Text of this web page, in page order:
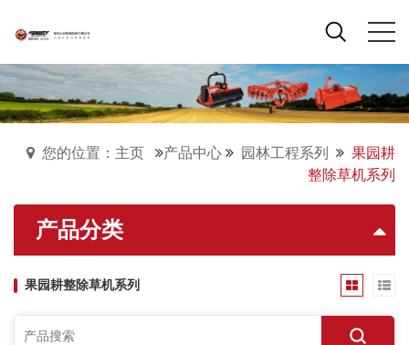
您的位置：主页 产品中心 园林工程系列
果园耕
整除草机系列
产品分类
果园耕整除草机系列